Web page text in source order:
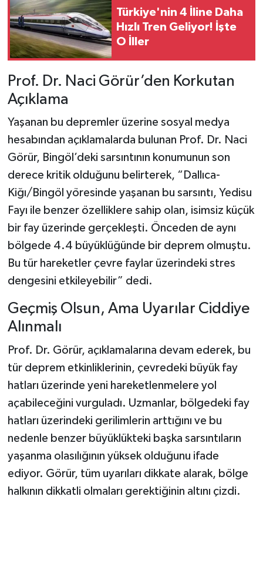
Türkiye'nin 4 İline Daha
Hızlı Tren Geliyor! İşte
O İller
Prof. Dr. Naci Görür’den Korkutan
Açıklama
Yaşanan bu depremler üzerine sosyal medya
hesabından açıklamalarda bulunan Prof. Dr. Naci
Görür, Bingöl’deki sarsıntının konumunun son
derece kritik olduğunu belirterek, “Dallıca-
Kiğı/Bingöl yöresinde yaşanan bu sarsıntı, Yedisu
Fayı ile benzer özelliklere sahip olan, isimsiz küçük
bir fay üzerinde gerçekleşti. Önceden de aynı
bölgede 4.4 büyüklüğünde bir deprem olmuştu.
Bu tür hareketler çevre faylar üzerindeki stres
dengesini etkileyebilir” dedi.
Geçmiş Olsun, Ama Uyarılar Ciddiye
Alınmalı
Prof. Dr. Görür, açıklamalarına devam ederek, bu
tür deprem etkinliklerinin, çevredeki büyük fay
hatları üzerinde yeni hareketlenmelere yol
açabileceğini vurguladı. Uzmanlar, bölgedeki fay
hatları üzerindeki gerilimlerin arttığını ve bu
nedenle benzer büyüklükteki başka sarsıntıların
yaşanma olasılığının yüksek olduğunu ifade
ediyor. Görür, tüm uyarıları dikkate alarak, bölge
halkının dikkatli olmaları gerektiğinin altını çizdi.